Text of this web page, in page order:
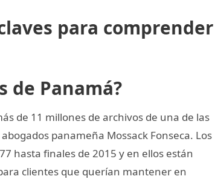
para comprender
de Panamá?
de 11 millones de archivos de una de las
panameña Mossack Fonseca. Los
hasta finales de 2015 y en ellos están
clientes que querían mantener en